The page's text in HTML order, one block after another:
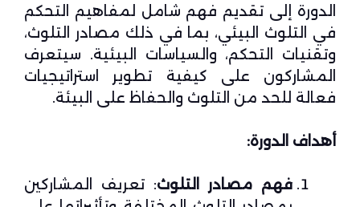
الدورة إلى تقديم فهم شامل لمفاهيم التحكم
في التلوث البيئي، بما في ذلك مصادر التلوث،
وتقنيات التحكم، والسياسات البيئية. سيتعرف
المشاركون على كيفية تطوير استراتيجيات
فعالة للحد من التلوث والحفاظ على البيئة.
أهداف الدورة:
فهم مصادر التلوث: تعريف المشاركين